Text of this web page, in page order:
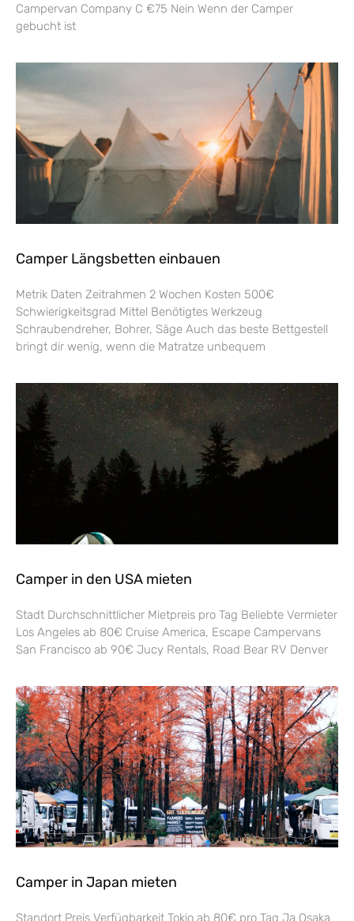
Campervan Company C €75 Nein Wenn der Camper
gebucht ist
Camper Längsbetten einbauen
Metrik Daten Zeitrahmen 2 Wochen Kosten 500€
Schwierigkeitsgrad Mittel Benötigtes Werkzeug
Schraubendreher, Bohrer, Säge Auch das beste Bettgestell
bringt dir wenig, wenn die Matratze unbequem
Camper in den USA mieten
Stadt Durchschnittlicher Mietpreis pro Tag Beliebte Vermieter
Los Angeles ab 80€ Cruise America, Escape Campervans
San Francisco ab 90€ Jucy Rentals, Road Bear RV Denver
Camper in Japan mieten
Standort Preis Verfügbarkeit Tokio ab 80€ pro Tag Ja Osaka